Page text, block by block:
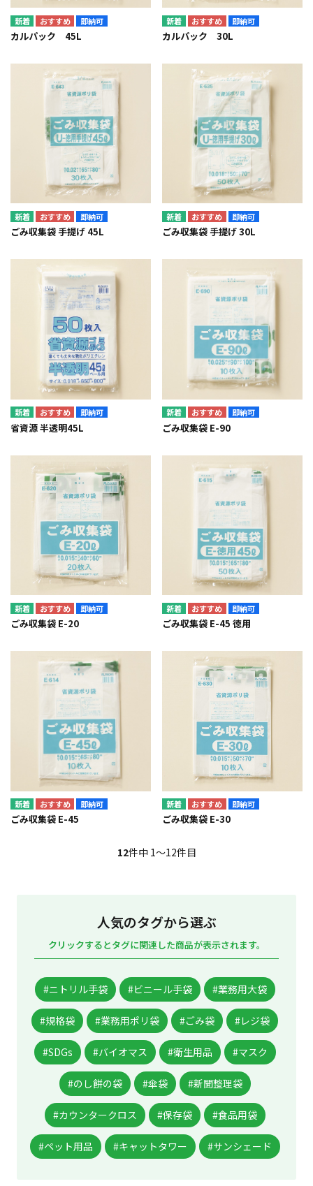
即納可
カルパック 45L
即納可
カルパック 30L
即納可
ごみ収集袋 手提げ 45L
即納可
ごみ収集袋 手提げ 30L
即納可
省資源 半透明45L
即納可
ごみ収集袋 E-90
即納可
ごみ収集袋 E-20
即納可
ごみ収集袋 E-45 徳用
即納可
ごみ収集袋 E-45
即納可
ごみ収集袋 E-30
12件中 1〜12件目
人気のタグから選ぶ
クリックするとタグに関連した商品が表示されます。
#ニトリル手袋 #ビニール手袋 #業務用大袋
#規格袋 #業務用ポリ袋 #ごみ袋 #レジ袋
#SDGs #バイオマス #衛生用品 #マスク
#のし餅の袋 #傘袋 #新聞整理袋
#カウンタークロス #保存袋 #食品用袋
#ペット用品 #キャットタワー #サンシェード